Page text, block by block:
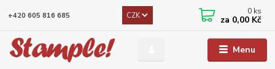
Menu
CZK
+420 605 816 685 0 ks
za 0,00 Kč